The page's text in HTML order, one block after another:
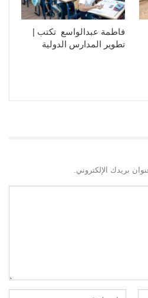
فاطمة عبدالواسع تكتب |
تطوير المدارس الدولية
بريدك الإلكتروني.